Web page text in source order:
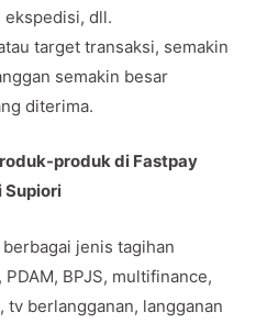
ekspedisi, dll.
target transaksi, semakin
semakin besar
diterima.
produk di Fastpay
Supiori
jenis tagihan
BPJS, multifinance,
berlangganan, langganan